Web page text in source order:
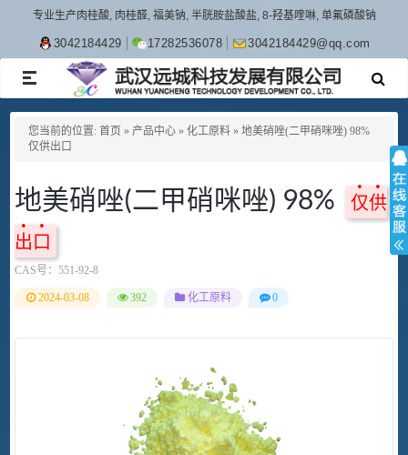
专业生产肉桂酸, 肉桂醛, 福美钠, 半胱胺盐酸盐, 8-羟基喹啉, 单氟磷酸钠
3042184429 17282536078 3042184429@qq.com
TOGGLE
NAVIGATION
您当前的位置: 首页 » 产品中心 » 化工原料 » 地美硝唑(二甲硝咪唑) 98%
仅供出口
地美硝唑(二甲硝咪唑) 98%
仅供
出口
CAS号： 551-92-8
2024-03-08 392 化工原料 0